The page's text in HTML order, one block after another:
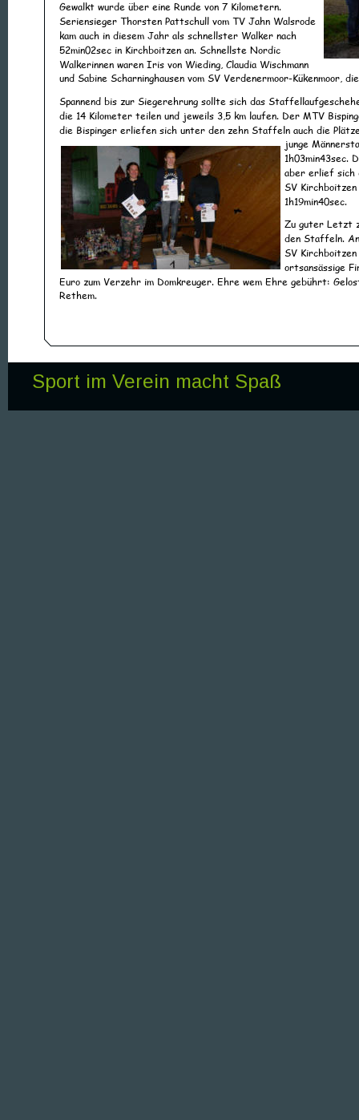
Sport im Verein macht Spaß
Gewalkt wurde über eine Runde von 7 Kilometern.
Seriensieger Thorsten Pattschull vom TV Jahn Walsrode
kam auch in diesem Jahr als schnellster Walker nach
52min02sec in Kirchboitzen an. Schnellste Nordic
Walkerinnen waren Iris von Wieding, Claudia Wischmann
und Sabine Scharninghausen vom SV Verdenermoor-Kükenmoor,
Spannend bis zur Siegerehrung sollte sich das
die 14 Kilometer teilen und jeweils 3,5 km laufen. Der MTV
die Bispinger erliefen sich unter den zehn Staffeln auch die
junge
1h03min43sec.
aber erlief sich
SV
1h19min40sec.
Zu guter Letzt
den Staffeln.
SV
ortsansässige
Euro zum Verzehr im Domkreuger. Ehre wem Ehre gebührt:
Rethem.